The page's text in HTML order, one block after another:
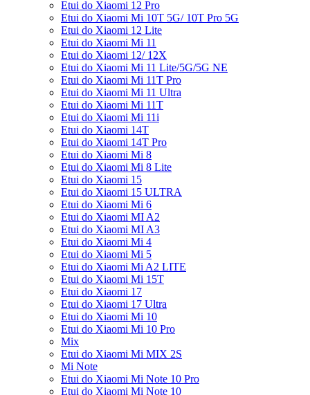
Etui do Xiaomi 12 Pro
Etui do Xiaomi Mi 10T 5G/ 10T Pro 5G
Etui do Xiaomi 12 Lite
Etui do Xiaomi Mi 11
Etui do Xiaomi 12/ 12X
Etui do Xiaomi Mi 11 Lite/5G/5G NE
Etui do Xiaomi Mi 11T Pro
Etui do Xiaomi Mi 11 Ultra
Etui do Xiaomi Mi 11T
Etui do Xiaomi Mi 11i
Etui do Xiaomi 14T
Etui do Xiaomi 14T Pro
Etui do Xiaomi Mi 8
Etui do Xiaomi Mi 8 Lite
Etui do Xiaomi 15
Etui do Xiaomi 15 ULTRA
Etui do Xiaomi Mi 6
Etui do Xiaomi MI A2
Etui do Xiaomi MI A3
Etui do Xiaomi Mi 4
Etui do Xiaomi Mi 5
Etui do Xiaomi Mi A2 LITE
Etui do Xiaomi Mi 15T
Etui do Xiaomi 17
Etui do Xiaomi 17 Ultra
Etui do Xiaomi Mi 10
Etui do Xiaomi Mi 10 Pro
Mix
Etui do Xiaomi Mi MIX 2S
Mi Note
Etui do Xiaomi Mi Note 10 Pro
Etui do Xiaomi Mi Note 10